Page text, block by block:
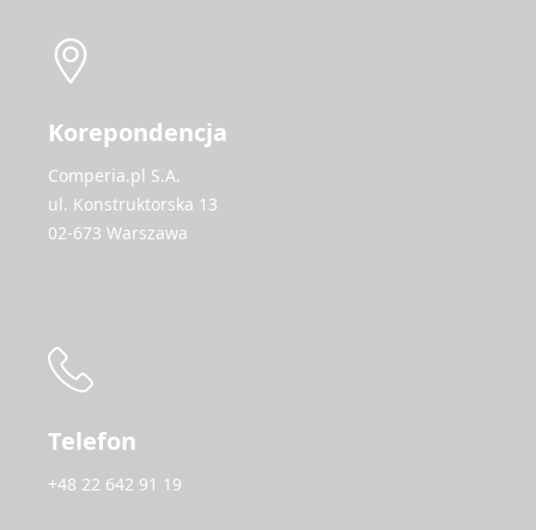
Korepondencja
Comperia.pl S.A.
ul. Konstruktorska 13
02-673 Warszawa
Telefon
+48 22 642 91 19